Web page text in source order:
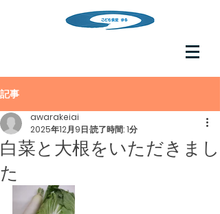
記事
白菜と大根をいただきまし
た
awarakeiai
2025年12月9日読了時間: 1分